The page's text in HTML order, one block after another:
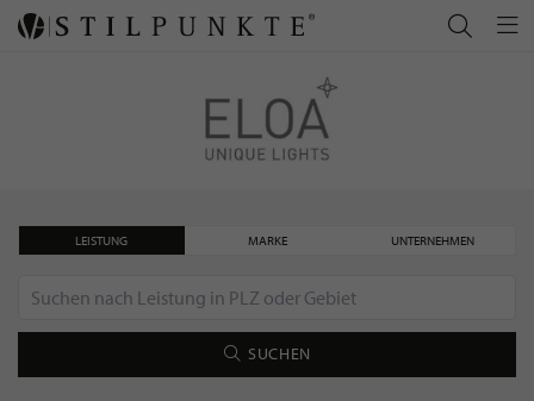
LEISTUNG MARKE UNTERNEHMEN
SUCHEN